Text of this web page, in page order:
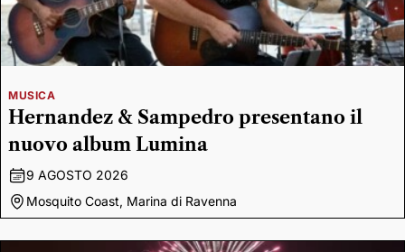
MUSICA
Hernandez & Sampedro presentano il
nuovo album Lumina
9 AGOSTO 2026
Mosquito Coast, Marina di Ravenna